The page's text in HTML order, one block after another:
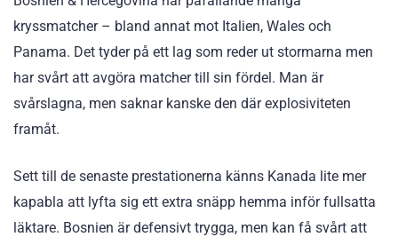
kryssmatcher – bland annat mot Italien, Wales och
Panama. Det tyder på ett lag som reder ut stormarna men
har svårt att avgöra matcher till sin fördel. Man är
svårslagna, men saknar kanske den där explosiviteten
framåt.
Sett till de senaste prestationerna känns Kanada lite mer
kapabla att lyfta sig ett extra snäpp hemma inför fullsatta
läktare. Bosnien är defensivt trygga, men kan få svårt att